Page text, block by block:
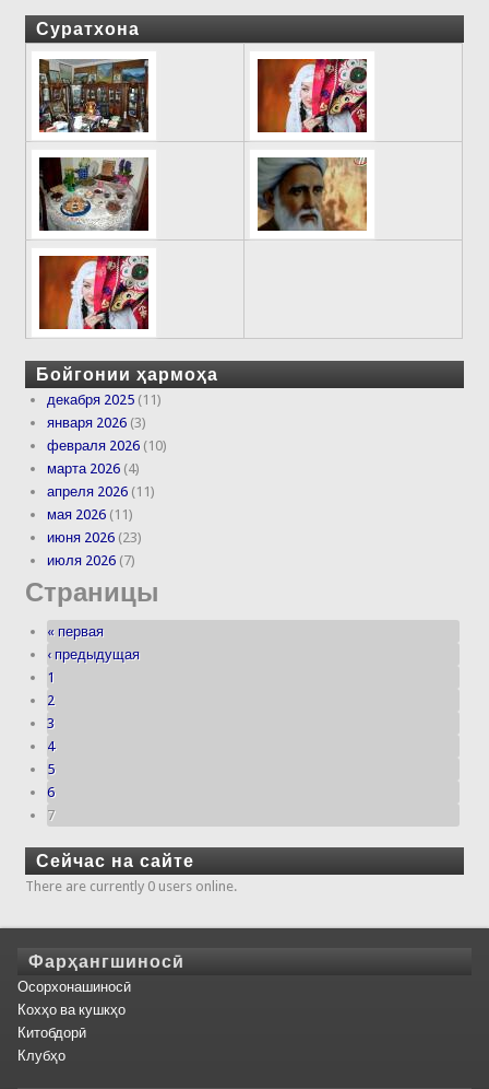
Суратхона
Бойгонии ҳармоҳа
декабря 2025 (11)
января 2026 (3)
февраля 2026 (10)
марта 2026 (4)
апреля 2026 (11)
мая 2026 (11)
июня 2026 (23)
июля 2026 (7)
Страницы
« первая
‹ предыдущая
1
2
3
4
5
6
7
Сейчас на сайте
There are currently 0 users online.
Фарҳангшиносӣ
Осорхонашиносӣ
Кохҳо ва кушкҳо
Китобдорӣ
Клубҳо